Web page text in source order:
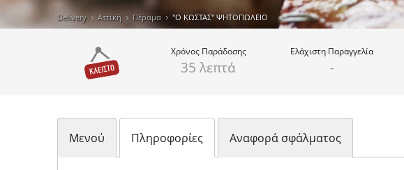
Delivery Αττική Πέραμα "Ο ΚΩΣΤΑΣ" ΨΗΤΟΠΩΛΕΙΟ
Χρόνος Παράδοσης
35 λεπτά
Ελάχιστη Παραγγελία
-
Μενού Πληροφορίες Αναφορά σφάλματος